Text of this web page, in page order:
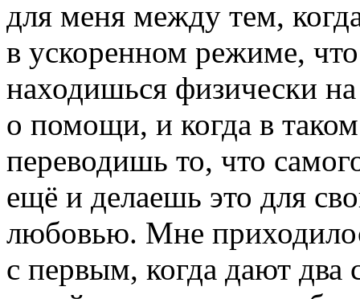
для меня между тем,
в ускоренном режиме,
находишься физически
о помощи, и когда в
переводишь то, что
ещё и делаешь это для
любовью. Мне
с первым, когда дают два